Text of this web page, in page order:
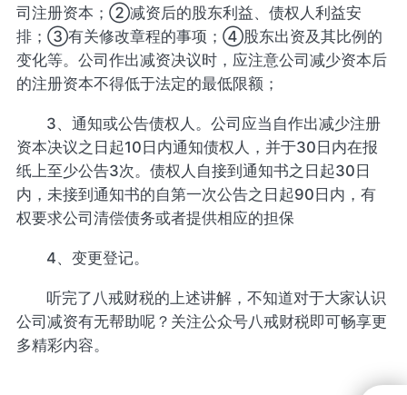
司注册资本；②减资后的股东利益、债权人利益安
排；③有关修改章程的事项；④股东出资及其比例的
变化等。公司作出减资决议时，应注意公司减少资本后
的注册资本不得低于法定的最低限额；
3、通知或公告债权人。公司应当自作出减少注册
资本决议之日起10日内通知债权人，并于30日内在报
纸上至少公告3次。债权人自接到通知书之日起30日
内，未接到通知书的自第一次公告之日起90日内，有
权要求公司清偿债务或者提供相应的担保
4、变更登记。
听完了八戒财税的上述讲解，不知道对于大家认识
公司减资有无帮助呢？关注公众号八戒财税即可畅享更
多精彩内容。